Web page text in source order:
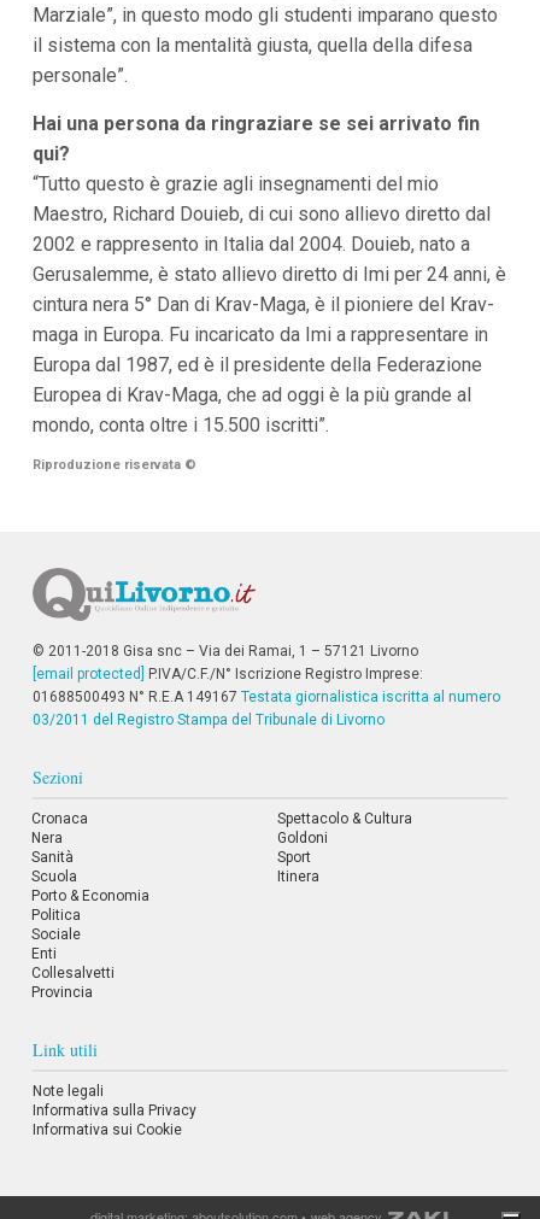
Marziale”, in questo modo gli studenti imparano questo
il sistema con la mentalità giusta, quella della difesa
personale”.
Hai una persona da ringraziare se sei arrivato fin
qui?
“Tutto questo è grazie agli insegnamenti del mio
Maestro, Richard Douieb, di cui sono allievo diretto dal
2002 e rappresento in Italia dal 2004. Douieb, nato a
Gerusalemme, è stato allievo diretto di Imi per 24 anni, è
cintura nera 5° Dan di Krav-Maga, è il pioniere del Krav-
maga in Europa. Fu incaricato da Imi a rappresentare in
Europa dal 1987, ed è il presidente della Federazione
Europea di Krav-Maga, che ad oggi è la più grande al
mondo, conta oltre i 15.500 iscritti”.
Riproduzione riservata ©
© 2011-2018 Gisa snc – Via dei Ramai, 1 – 57121 Livorno
[email protected]
P.IVA/C.F./N° Iscrizione Registro Imprese:
01688500493 N° R.E.A 149167 Testata giornalistica iscritta al numero
03/2011 del Registro Stampa del Tribunale di Livorno
Sezioni
Cronaca
Nera
Sanità
Scuola
Porto & Economia
Politica
Sociale
Enti
Collesalvetti
Provincia
Spettacolo & Cultura
Goldoni
Sport
Itinera
Link utili
Note legali
Informativa sulla Privacy
Informativa sui Cookie